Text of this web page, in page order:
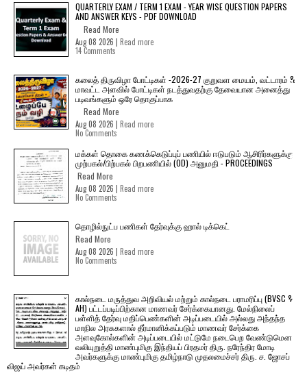
QUARTERLY EXAM / TERM 1 EXAM - YEAR WISE QUESTION PAPERS
AND ANSWER KEYS - PDF DOWNLOAD
Read More
Aug 08 2026 | Read more
14 Comments
கலைத் திருவிழா போட்டிகள் -2026-27 குறுவள மையம், வட்டாரம் &
மாவட்ட அளவில் போட்டிகள் நடத்துவதற்கு தேவையான அனைத்து
படிவங்களும் ஒரே தொகுப்பாக
Read More
Aug 08 2026 | Read more
No Comments
மக்கள் தொகை கணக்கெடுப்புப் பணியில் ஈடுபடும் ஆசிரிர்களுக்கு
முற்பகல்/பிற்பகல் பிறபணியில் (OD) அனுமதி - PROCEEDINGS
Read More
Aug 08 2026 | Read more
No Comments
தொழில்நுட்ப பணிகள் தேர்வுக்கு ஹால் ​டிக்கெட்
Read More
Aug 08 2026 | Read more
No Comments
கால்நடை மருத்துவ அறிவியல் மற்றும் கால்நடை பராமரிப்பு (BVSC &
AH) பட்டப்படிப்பிற்கான மாணவர் சேர்க்கையானது. மேல்நிலைப்
பள்ளித் தேர்வு மதிப்பெண்களின் அடிப்படையில் அல்லது அந்தந்த
மாநில அரசுகளால் தீர்மானிக்கப்படும் மாணவர் சேர்க்கை
அளவுகோல்களின் அடிப்படையில் மட்டுமே நடைபெற வேண்டுமென
வலியுறுத்தி மாண்புமிகு இந்தியப் பிரதமர் திரு. நரேந்திர மோடி
அவர்களுக்கு மாண்புமிகு தமிழ்நாடு முதலமைச்சர் திரு. ச. ஜோசப்
விஜய் அவர்கள் கடிதம்